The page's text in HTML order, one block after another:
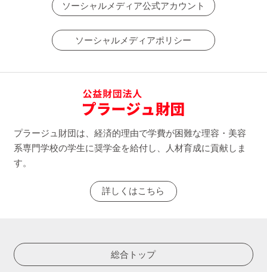
ソーシャルメディア公式アカウント
ソーシャルメディアポリシー
プラージュ財団は、経済的理由で学費が困難な理容・美容
系専門学校の学生に奨学金を給付し、人材育成に貢献しま
す。
詳しくはこちら
総合トップ